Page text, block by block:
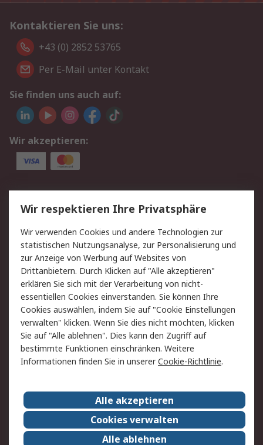
Kontaktieren Sie uns:
+43 (0) 2852 53765
Per E-Mail unter Kontakt
Sie finden uns auch auf:
Wir akzeptieren:
Service
Value Added Services
Lieferlösungen
Rücksendung/Entsorgung Kontakt
Hilfe
Rechtliches
RS Verkaufs- und
Lieferbedingungen
Datenschutz
Cookie-Richtlinie
Zahlungsbedingungen
Impressum
Webseite Konditionen
RS weltweit
Karriere bei RS
Nachhaltigkeit
Qualität/Zertifikate
Presse-Center
Wir respektieren Ihre Privatsphäre
Wir verwenden Cookies und andere Technologien zur
statistischen Nutzungsanalyse, zur Personalisierung und
zur Anzeige von Werbung auf Websites von
Drittanbietern. Durch Klicken auf "Alle akzeptieren"
erklären Sie sich mit der Verarbeitung von nicht-
essentiellen Cookies einverstanden. Sie können Ihre
Cookies auswählen, indem Sie auf "Cookie Einstellungen
verwalten" klicken. Wenn Sie dies nicht möchten, klicken
Sie auf "Alle ablehnen". Dies kann den Zugriff auf
bestimmte Funktionen einschränken. Weitere
Informationen finden Sie in unsererCookie-Richtlinie.
Alle akzeptieren
Cookies verwalten
Alle ablehnen